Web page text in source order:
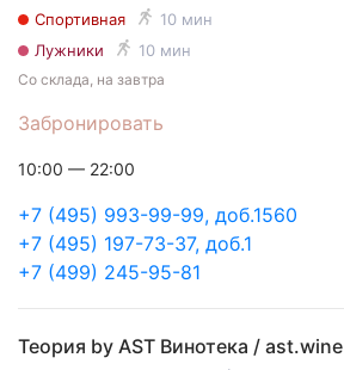
Спортивная
10 мин
Лужники
10 мин
Забронировать
Со склада, на завтра
+7 (495) 993-99-99, доб.1560
+7 (495) 197-73-37, доб.1
+7 (499) 245-95-81
10:00 — 22:00
Теория by AST Винотека / ast.wine